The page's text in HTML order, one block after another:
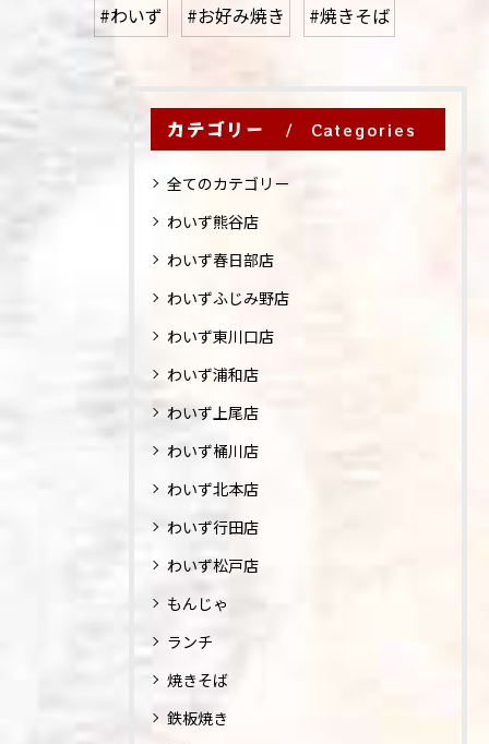
#わいず #お好み焼き #焼きそば
カテゴリー Categories
全てのカテゴリー
わいず熊谷店
わいず春日部店
わいずふじみ野店
わいず東川口店
わいず浦和店
わいず上尾店
わいず桶川店
わいず北本店
わいず行田店
わいず松戸店
もんじゃ
ランチ
焼きそば
鉄板焼き